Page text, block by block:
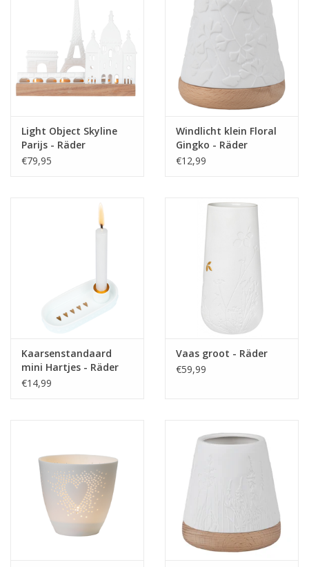
Light Object Skyline
Parijs - Räder
€79,95
Windlicht klein Floral
Gingko - Räder
€12,99
Kaarsenstandaard
mini Hartjes - Räder
€14,99
Vaas groot - Räder
€59,99